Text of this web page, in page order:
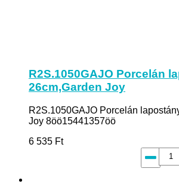
R2S.1050GAJO Porcelán
26cm,Garden Joy
R2S.1050GAJO Porcelán
Joy 8öö15441357öö
6 535 Ft